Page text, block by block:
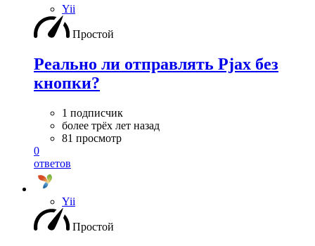
Yii
Простой
Реально ли отправлять Pjax без
кнопки?
1 подписчик
более трёх лет назад
81 просмотр
0
ответов
Yii
Простой